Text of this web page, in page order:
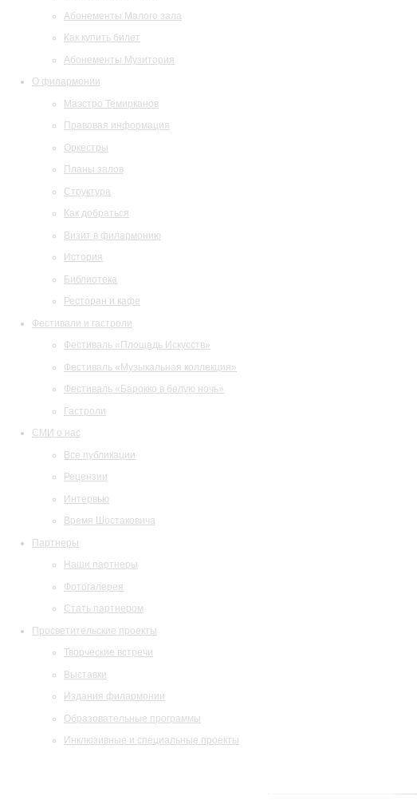
Абонементы Малого зала
Как купить билет
Абонементы Музитория
О филармонии
Маэстро Темирканов
Правовая информация
Оркестры
Планы залов
Структура
Как добраться
Визит в филармонию
История
Библиотека
Ресторан и кафе
Фестивали и гастроли
Фестиваль «Площадь Искусств»
Фестиваль «Музыкальная коллекция»
Фестиваль «Барокко в белую ночь»
Гастроли
СМИ о нас
Все публикации
Рецензии
Интервью
Время Шостаковича
Партнеры
Наши партнеры
Фотогалерея
Стать партнером
Просветительские проекты
Творческие встречи
Выставки
Издания филармонии
Образовательные программы
Инклюзивные и специальные проекты